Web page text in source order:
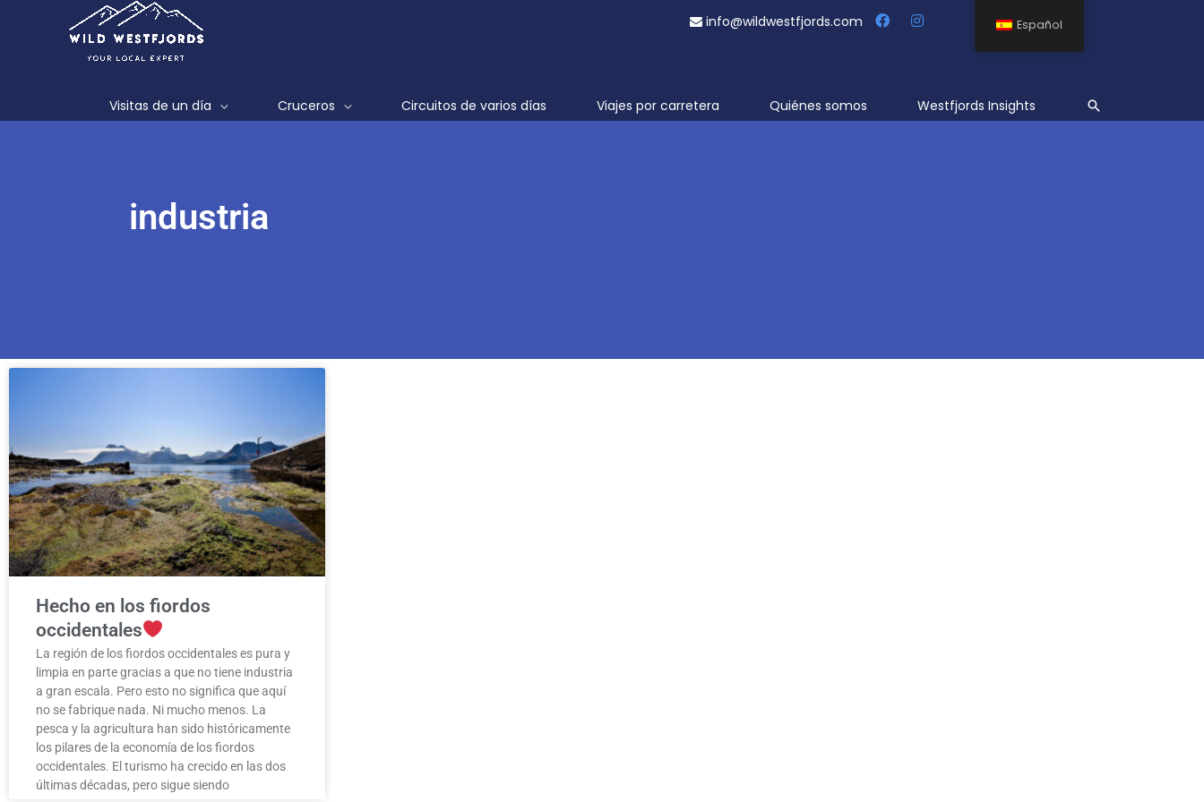
info@wildwestfjords.com
Visitas de un día Cruceros Circuitos de varios días Viajes por carretera Quiénes somos Westfjords Insights Buscar
industria
Hecho en los fiordos
occidentales
La región de los fiordos occidentales es pura y
limpia en parte gracias a que no tiene industria
a gran escala. Pero esto no significa que aquí
no se fabrique nada. Ni mucho menos. La
pesca y la agricultura han sido históricamente
los pilares de la economía de los fiordos
occidentales. El turismo ha crecido en las dos
últimas décadas, pero sigue siendo
Español